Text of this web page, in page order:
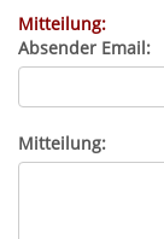
Mitteilung:
Absender Email:
Mitteilung: